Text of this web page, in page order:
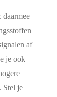
af
je ook
Stel je